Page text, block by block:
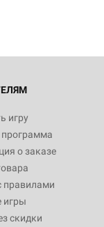
игру
программа
о заказе
игры
скидки